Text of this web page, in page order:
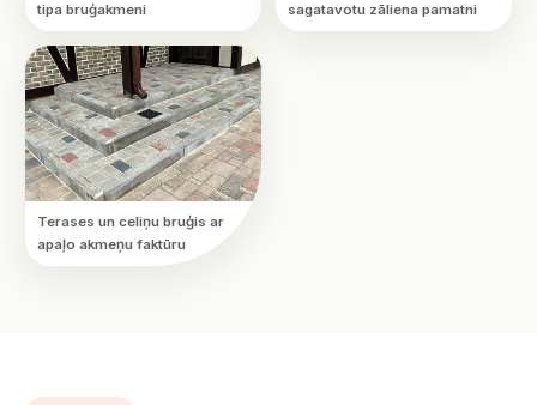
tipa bruģakmeni
sagatavotu zāliena pamatni
Terases un celiņu bruģis ar
apaļo akmeņu faktūru